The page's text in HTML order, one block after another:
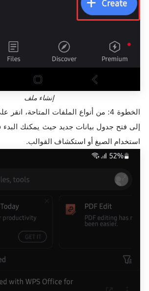
إنشاء ملف
إلى فتح جدول بيانات جديد حيث يمكنك البدء
استخدام الصيغ أو استكشاف القوالب.